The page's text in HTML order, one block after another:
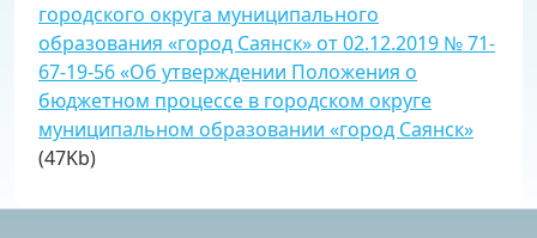
городского округа муниципального
образования «город Саянск» от 02.12.2019 № 71-
67-19-56 «Об утверждении Положения о
бюджетном процессе в городском округе
муниципальном образовании «город Саянск»
(47Kb)